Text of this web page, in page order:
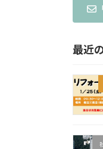
最近